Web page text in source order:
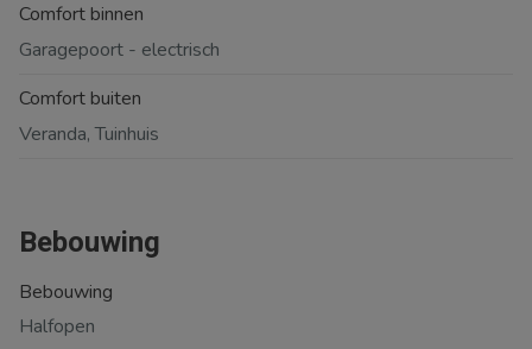
Comfort binnen
Garagepoort - electrisch
Comfort buiten
Veranda, Tuinhuis
Bebouwing
Bebouwing
Halfopen